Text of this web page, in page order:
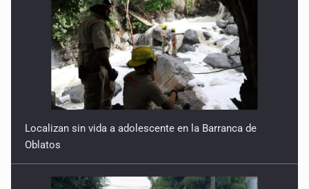
Localizan sin vida a adolescente en la Barranca de
Oblatos